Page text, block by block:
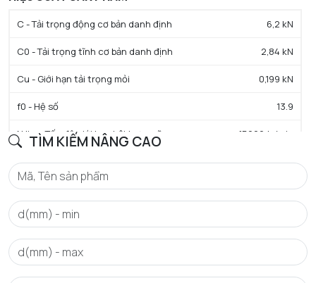
TÌM KIẾM NÂNG CAO
C - Tải trọng động cơ bản danh định 6,2 kN
C0 - Tải trọng tĩnh cơ bản danh định 2,84 kN
Cu - Giới hạn tải trọng mỏi 0,199 kN
f0 - Hệ số 13.9
N lim - Tốc độ giới hạn bôi trơn mỡ 15000 tr/min
Tmin - Nhiệt độ hoạt động tối thiểu -25 °C
Tmax - Nhiệt độ hoạt động tối đa 110 °C
GIỚI HẠN
da min - Đường kính vai tối thiểu IR
da max - Đường kính vai tối đa IR 19 mm